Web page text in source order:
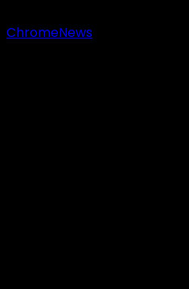
ChromeNews